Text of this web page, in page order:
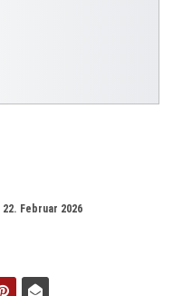
22. Februar 2026